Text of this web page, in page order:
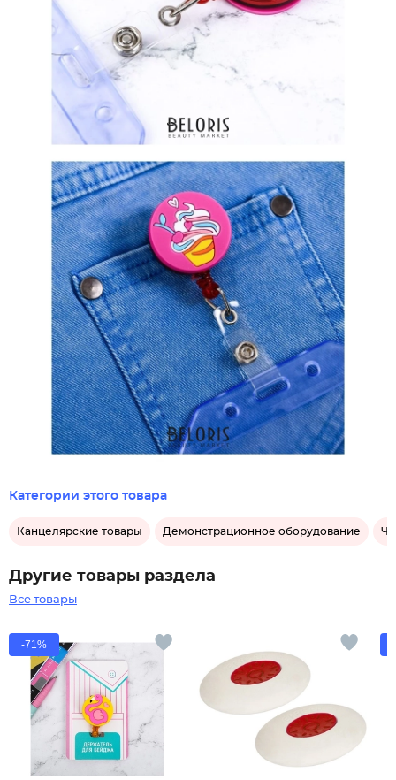
Категории этого товара
Канцелярские товары Демонстрационное оборудование
Другие товары раздела
Все товары
-71%